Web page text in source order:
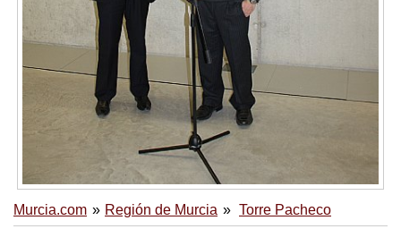
Murcia.com Región de Murcia Torre Pacheco